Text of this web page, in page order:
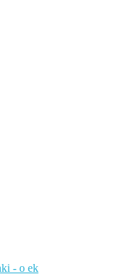
- o ek